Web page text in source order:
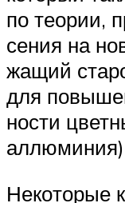
по тео­рии,
се­ния на
жа­щий
для
но­сти
Неко­то­рые